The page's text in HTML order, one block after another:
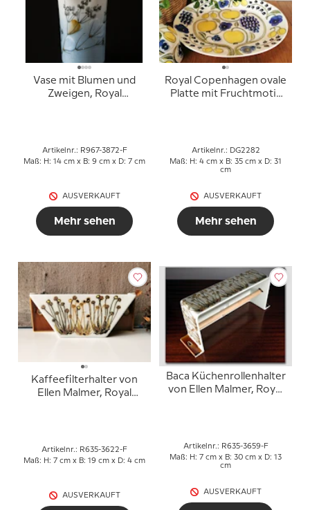
Vase mit Blumen und
Zweigen, Royal
Artikelnr.: R967-3872-F
Maß: H: 14 cm x B: 9 cm x D: 7 cm
AUSVERKAUFT
Mehr sehen
Royal Copenhagen ovale
Platte mit Fruchtmotiv
Artikelnr.: DG2282
Maß: H: 4 cm x B: 35 cm x D: 31
cm
AUSVERKAUFT
Mehr sehen
Kaffeefilterhalter von
Ellen Malmer, Royal
Artikelnr.: R635-3622-F
Maß: H: 7 cm x B: 19 cm x D: 4 cm
AUSVERKAUFT
Baca Küchenrollenhalter
von Ellen Malmer, Royal
Artikelnr.: R635-3659-F
Maß: H: 7 cm x B: 30 cm x D: 13
cm
AUSVERKAUFT